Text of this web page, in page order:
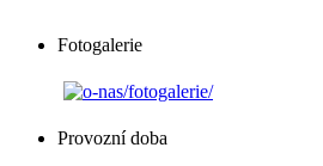
Fotogalerie
Provozní doba